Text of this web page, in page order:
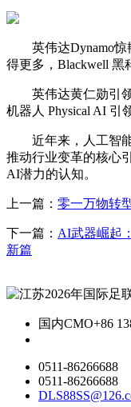
英伟达Dynamo惊
得更多，Blackwell 黑
英伟达黄仁勋引领
机器人 Physical AI 引
近年来，人工智能
推动行业变革的核心
AI潜力的认知。
上一篇： 零一万物转
下一篇： AI武器崛起
新篇
国内CMO+86
0511-86266688
0511-86266688